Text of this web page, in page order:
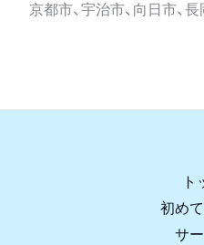
京都市、宇治市、向日市、
ト
初め
サ